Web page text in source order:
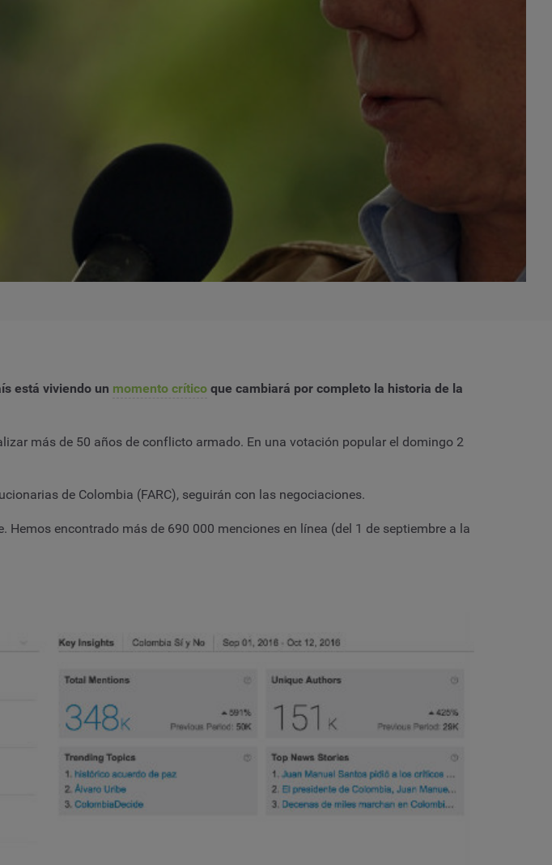
está viviendo un momento crítico que cambiará por completo la historia de la
más de 50 años de conflicto armado. En una votación popular el domingo 2
de Colombia (FARC), seguirán con las negociaciones.
encontrado más de 690 000 menciones en línea (del 1 de septiembre a la